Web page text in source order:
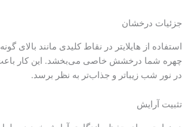
جزئیات درخشان
استفاده از هایلایتر در نقاط کلیدی مانند بالای
چهره شما درخشش خاصی می‌بخشد. این کار
در نور شب زیباتر و جذاب‌تر به نظر برسد.
تثبیت آرایش